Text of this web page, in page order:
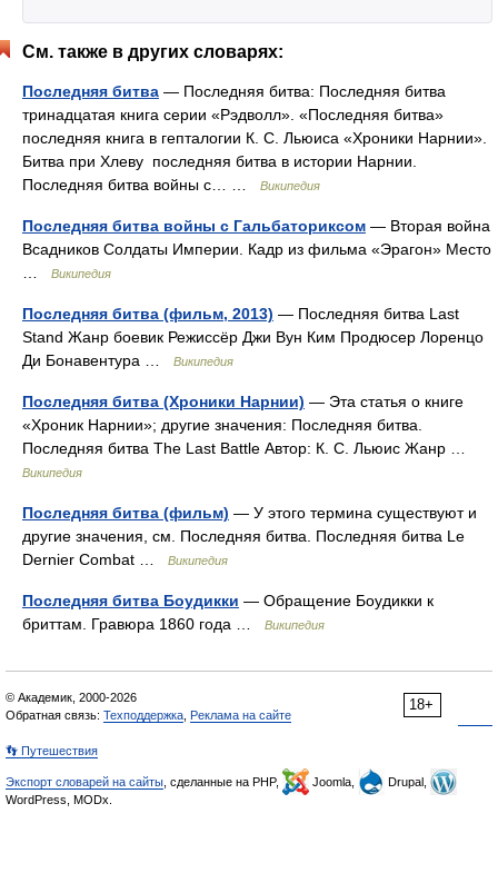
См. также в других словарях:
Последняя битва — Последняя битва: Последняя битва
тринадцатая книга серии «Рэдволл». «Последняя битва»
последняя книга в гепталогии К. С. Льюиса «Хроники Нарнии».
Битва при Хлеву последняя битва в истории Нарнии.
Последняя битва войны с… …
Википедия
Последняя битва войны с Гальбаториксом — Вторая война
Всадников Солдаты Империи. Кадр из фильма «Эрагон» Место
Википедия
Последняя битва (фильм, 2013) — Последняя битва Last
Stand Жанр боевик Режиссёр Джи Вун Ким Продюсер Лоренцо
Ди Бонавентура …
Википедия
Последняя битва (Хроники Нарнии) — Эта статья о книге
«Хроник Нарнии»; другие значения: Последняя битва.
Последняя битва The Last Battle Автор: К. С. Льюис Жанр …
Википедия
Последняя битва (фильм) — У этого термина существуют и
другие значения, см. Последняя битва. Последняя битва Le
Dernier Combat …
Википедия
Последняя битва Боудикки — Обращение Боудикки к
бриттам. Гравюра 1860 года …
Википедия
18+
© Академик, 2000-2026
Обратная связь: Техподдержка Реклама на сайте
👣 Путешествия
Экспорт словарей на сайты , сделанные на PHP, Joomla,
Drupal,
WordPress, MODx.